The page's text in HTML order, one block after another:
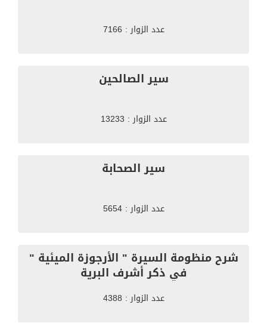
عدد الزوار : 7166
سير الصالحين
عدد الزوار : 13233
سير الصحابة
عدد الزوار : 5654
شرح منظومة السيرة " الأرجوزة الميئية "
في ذكر أشرف البرية
عدد الزوار : 4388